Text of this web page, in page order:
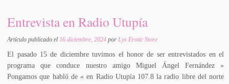
Entrevista en Radio Utupía
Artículo publicado el16 diciembre, 2024 porLys Erotic Store
El pasado 15 de diciembre tuvimos el honor de ser entrevistados en el
programa que conduce nuestro amigo Miguel Ángel Fernández »
Pongamos que habló de « en Radio Utupía 107.8 la radio libre del norte